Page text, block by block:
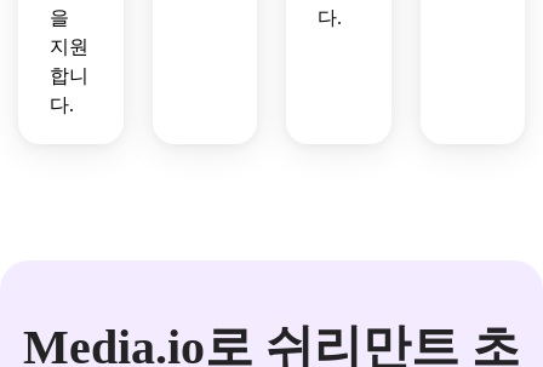
을
지원
합니
다.
다.
Media.io로 쉬리만트 초